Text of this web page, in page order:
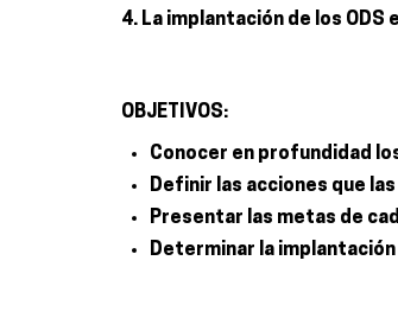
4. La implantación de los ODS
OBJETIVOS:
Conocer en profundidad
Definir las acciones que
Presentar las metas de
Determinar la